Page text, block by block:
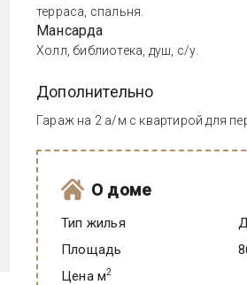
терраса, спальня.
Мансарда
Холл, библиотека, душ, с/у.
Дополнительно
Гараж на 2 а/м с квартирой для
О доме
Тип жилья
Площадь
Цена м2